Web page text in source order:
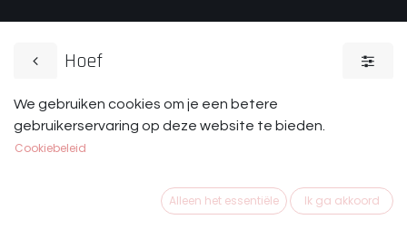
Hoef
Lederverzorging
We gebruiken cookies om je een betere
gebruikerservaring op deze website te bieden.
Cookiebeleid
Alleen het essentiële Ik ga akkoord